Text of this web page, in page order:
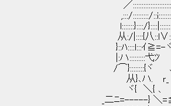
／
,:::/:::::::::/::i:::::::::::{ﾊ
l:::::::}::::/
从:/|::::{八::l∨::::::l.
}::ﾊ::::l:::ｲ≧=-ヾ{ヾｨ
|:ハ:::::::::弋ﾂ {iﾘ '
/⌒}::::::::{ヾ ､ ´ .ﾊｲ
从}､ハ. ｒ_ , u../
ヾ{ ＼{ ､ イ
_二ﾆ=-----} ＼